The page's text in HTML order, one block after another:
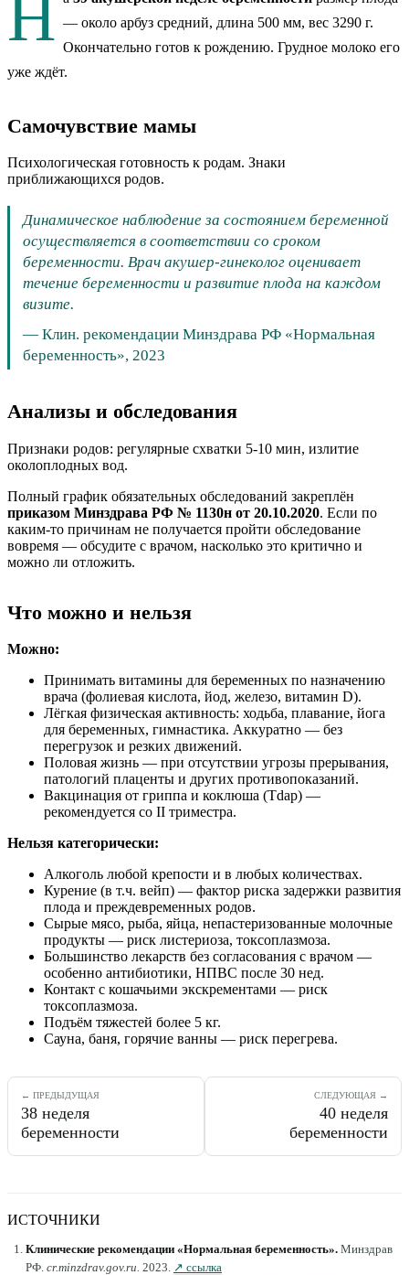
Н — около арбуз средний, длина 500 мм, вес 3290 г.
Окончательно готов к рождению. Грудное молоко его
уже ждёт.
Самочувствие мамы
Психологическая готовность к родам. Знаки
приближающихся родов.
Динамическое наблюдение за состоянием беременной
осуществляется в соответствии со сроком
беременности. Врач акушер-гинеколог оценивает
течение беременности и развитие плода на каждом
визите.
— Клин. рекомендации Минздрава РФ «Нормальная
беременность», 2023
Анализы и обследования
Признаки родов: регулярные схватки 5-10 мин, излитие
околоплодных вод.
Полный график обязательных обследований закреплён
приказом Минздрава РФ № 1130н от 20.10.2020. Если по
каким-то причинам не получается пройти обследование
вовремя — обсудите с врачом, насколько это критично и
можно ли отложить.
Что можно и нельзя
Можно:
Принимать витамины для беременных по назначению
врача (фолиевая кислота, йод, железо, витамин D).
Лёгкая физическая активность: ходьба, плавание, йога
для беременных, гимнастика. Аккуратно — без
перегрузок и резких движений.
Половая жизнь — при отсутствии угрозы прерывания,
патологий плаценты и других противопоказаний.
Вакцинация от гриппа и коклюша (Tdap) —
рекомендуется со II триместра.
Нельзя категорически:
Алкоголь любой крепости и в любых количествах.
Курение (в т.ч. вейп) — фактор риска задержки развития
плода и преждевременных родов.
Сырые мясо, рыба, яйца, непастеризованные молочные
продукты — риск листериоза, токсоплазмоза.
Большинство лекарств без согласования с врачом —
особенно антибиотики, НПВС после 30 нед.
Контакт с кошачьими экскрементами — риск
токсоплазмоза.
Подъём тяжестей более 5 кг.
Сауна, баня, горячие ванны — риск перегрева.
← ПРЕДЫДУЩАЯ
38 неделя
беременности
СЛЕДУЮЩАЯ →
40 неделя
беременности
ИСТОЧНИКИ
Клинические рекомендации «Нормальная беременность». Минздрав
РФ cr.minzdrav.gov.ru 2023 ↗ ссылка